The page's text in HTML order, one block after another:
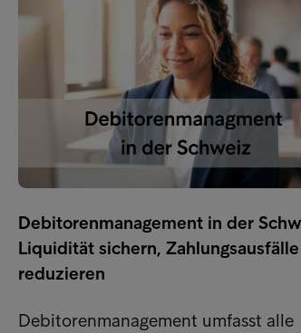
Debitorenmanagement in der
Liquidität sichern, Zahlungsausfälle
reduzieren
Debitorenmanagement umfasst alle